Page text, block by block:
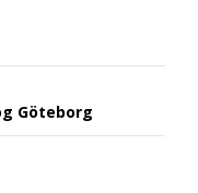
Göteborg